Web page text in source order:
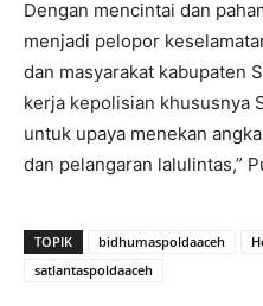
Dengan mencintai dan
menjadi pelopor
dan masyarakat kabupaten
kerja kepolisian khususnya
untuk upaya menekan
dan pelangaran lalulintas,”
TOPIK bidhumaspoldaaceh
satlantaspoldaaceh